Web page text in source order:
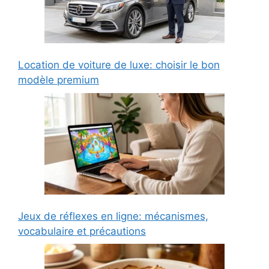
Location de voiture de luxe: choisir le bon
modèle premium
Jeux de réflexes en ligne: mécanismes,
vocabulaire et précautions